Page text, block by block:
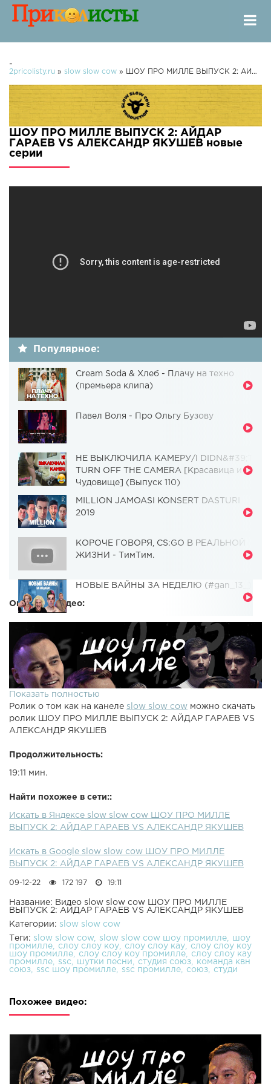
-
2pricolisty.ru » slow slow cow » ШОУ ПРО МИЛЛЕ ВЫПУСК 2: АЙДАР ГАРАЕВ VS АЛЕКСАНДР ЯКУШЕВ
ШОУ ПРО МИЛЛЕ ВЫПУСК 2: АЙДАР
ГАРАЕВ VS АЛЕКСАНДР ЯКУШЕВ новые
серии
Популярное:
Cream Soda & Хлеб - Плачу на техно
(премьера клипа)
Павел Воля - Про Ольгу Бузову
НЕ ВЫКЛЮЧИЛА КАМЕРУ/I DIDN&#39;T
TURN OFF THE CAMERA [Красавица и
Чудовище] (Выпуск 110)
MILLION JAMOASI KONSERT DASTURI
2019
КОРОЧЕ ГОВОРЯ, CS:GO В РЕАЛЬНОЙ
ЖИЗНИ - ТимТим.
НОВЫЕ ВАЙНЫ ЗА НЕДЕЛЮ (#gan_13_)
Описание видео:
Показать полностью
Ролик о том как на канеле slow slow cow можно скачать
ролик ШОУ ПРО МИЛЛЕ ВЫПУСК 2: АЙДАР ГАРАЕВ VS
АЛЕКСАНДР ЯКУШЕВ
Продолжительность:
19:11 мин.
Найти похожее в сети::
Искать в Яндексе slow slow cow ШОУ ПРО МИЛЛЕ
ВЫПУСК 2: АЙДАР ГАРАЕВ VS АЛЕКСАНДР ЯКУШЕВ
Искать в Google slow slow cow ШОУ ПРО МИЛЛЕ
ВЫПУСК 2: АЙДАР ГАРАЕВ VS АЛЕКСАНДР ЯКУШЕВ
09-12-22 172 197 19:11
Название: Видео slow slow cow ШОУ ПРО МИЛЛЕ
ВЫПУСК 2: АЙДАР ГАРАЕВ VS АЛЕКСАНДР ЯКУШЕВ
Категории: slow slow cow
Теги: slow slow cow slow slow cow шоу промилле
шоу
промилле
слоу слоу коу слоу слоу кау
слоу слоу коу
шоу промилле
слоу слоу коу промилле
слоу слоу кау
промилле
ssc шутки песни студия союз
команда квн
союз
ssc шоу промилле ssc промилле союз студи
Похожее видео: